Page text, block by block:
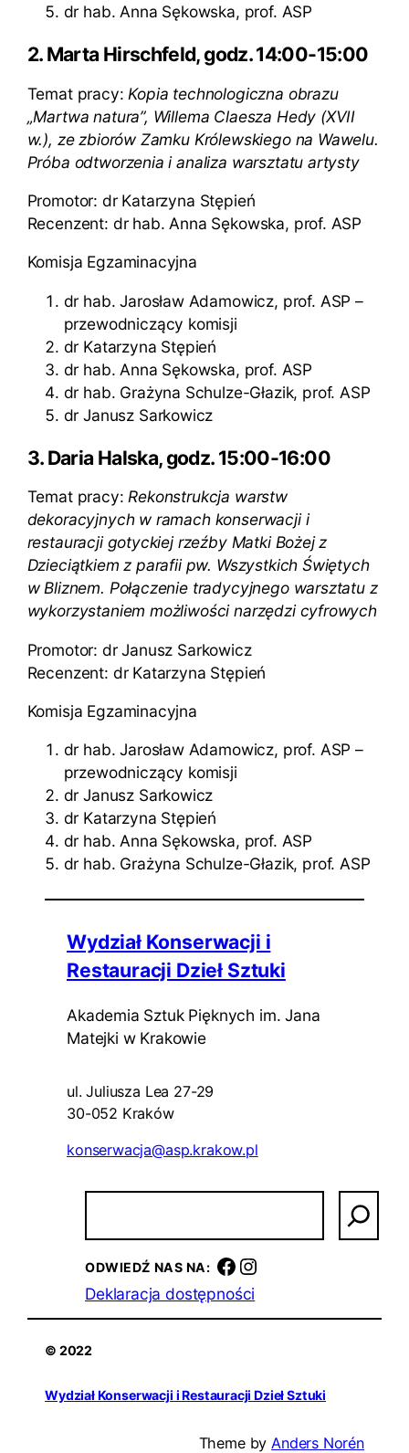
dr hab. Anna Sękowska, prof. ASP
2. Marta Hirschfeld, godz. 14:00-15:00
Temat pracy: Kopia technologiczna obrazu
„Martwa natura”, Willema Claesza Hedy (XVII
w.), ze zbiorów Zamku Królewskiego na Wawelu.
Próba odtworzenia i analiza warsztatu artysty
Promotor: dr Katarzyna Stępień
Recenzent: dr hab. Anna Sękowska, prof. ASP
Komisja Egzaminacyjna
dr hab. Jarosław Adamowicz, prof. ASP –
przewodniczący komisji
dr Katarzyna Stępień
dr hab. Anna Sękowska, prof. ASP
dr hab. Grażyna Schulze-Głazik, prof. ASP
dr Janusz Sarkowicz
3. Daria Halska, godz. 15:00-16:00
Temat pracy:Rekonstrukcja warstw
dekoracyjnych w ramach konserwacji i
restauracji gotyckiej rzeźby Matki Bożej z
Dzieciątkiem z parafii pw. Wszystkich Świętych
w Bliznem. Połączenie tradycyjnego warsztatu z
wykorzystaniem możliwości narzędzi cyfrowych
Promotor: dr Janusz Sarkowicz
Recenzent: dr Katarzyna Stępień
Komisja Egzaminacyjna
dr hab. Jarosław Adamowicz, prof. ASP –
przewodniczący komisji
dr Janusz Sarkowicz
dr Katarzyna Stępień
dr hab. Anna Sękowska, prof. ASP
dr hab. Grażyna Schulze-Głazik, prof. ASP
Wydział Konserwacji i
Restauracji Dzieł Sztuki
Akademia Sztuk Pięknych im. Jana
Matejki w Krakowie
ul. Juliusza Lea 27-29
30-052 Kraków
konserwacja@asp.krakow.pl
ODWIEDŹ NAS NA: Facebook Instagram
Deklaracja dostępności
© 2022
Wydział Konserwacji i Restauracji Dzieł Sztuki
Theme byAnders Norén